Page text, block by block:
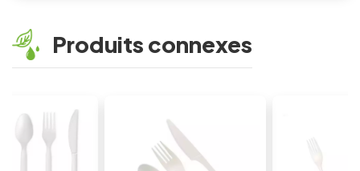
Produits connexes